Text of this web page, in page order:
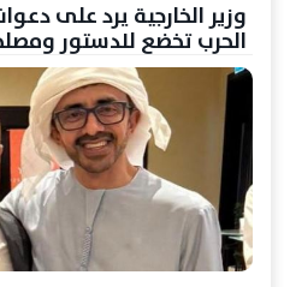
وزير الخارجية يرد على
الحرب تخضع للدستور